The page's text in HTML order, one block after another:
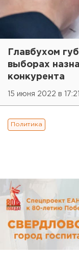
Главбухом
выборах
конкурента
15 июня 2022 в 17:21
Политика